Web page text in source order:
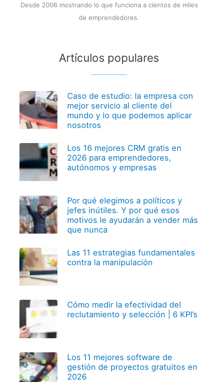
Desde 2006 mostrando lo que funciona a cientos de miles
de emprendedores.
Artículos populares
Caso de estudio: la empresa con
mejor servicio al cliente del
mundo y lo que podemos aplicar
nosotros
Los 16 mejores CRM gratis en
2026 para emprendedores,
autónomos y empresas
Por qué elegimos a políticos y
jefes inútiles. Y por qué esos
motivos le ayudarán a vender más
que nunca
Las 11 estrategias fundamentales
contra la manipulación
Cómo medir la efectividad del
reclutamiento y selección | 6 KPI’s
Los 11 mejores software de
gestión de proyectos gratuitos en
2026